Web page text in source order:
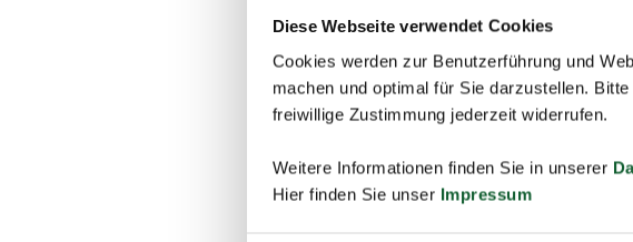
Diese Webseite verwendet Cookies
Cookies werden zur Benutzerführung und
machen und optimal für Sie darzustellen.
freiwillige Zustimmung jederzeit widerrufen.
Weitere Informationen finden Sie in unserer
Hier finden Sie unser Impressum
Pilzen – selten, dass ich mal eine
10. Wenn ich ein Tier wäre, wäre ich:
Eine Katze: eigenwillig & sprunghaft,
schließen und zurück zur Liste